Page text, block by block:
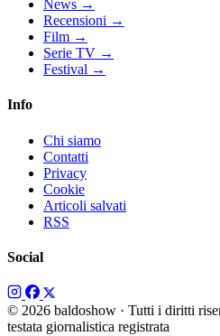
News →
Recensioni →
Film →
Serie TV →
Festival →
Info
Chi siamo
Contatti
Privacy
Cookie
Articoli salvati
RSS
Social
© 2026 baldoshow · Tutti i diritti
testata giornalistica registrata